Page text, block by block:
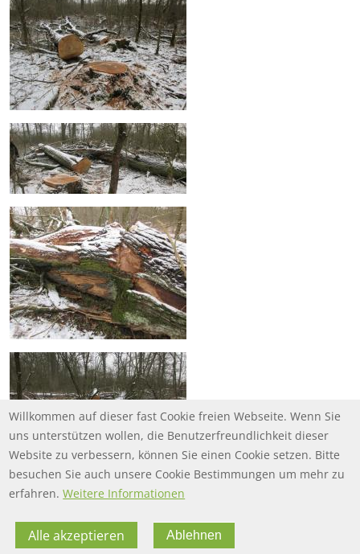
FOOTER MENU FOOTER-DATENSCHUTZ
Datenschutz
Willkommen auf dieser fast Cookie freien Webseite. Wenn Sie
uns unterstützen wollen, die Benutzerfreundlichkeit dieser
Website zu verbessern, können Sie einen Cookie setzen. Bitte
besuchen Sie auch unsere Cookie Bestimmungen um mehr zu
erfahren. Weitere Informationen
Alle akzeptieren Ablehnen